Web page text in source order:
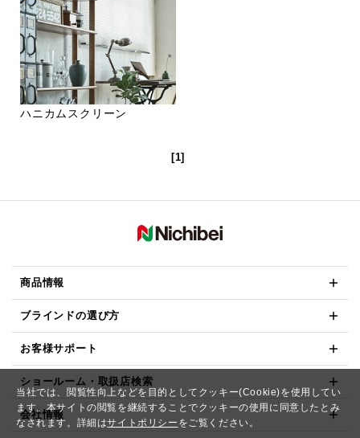
当社では、閲覧性向上などを目的としてクッキー(Cookie)を使用してい
ます。本サイトの閲覧を継続することでクッキーの使用に同意したとみ
なされます。詳細はサイトポリシー をご覧ください。
ハニカムスクリーン
[1]
商品情報
ブラインドの選び方
お客様サポート
ショールーム・取扱店検索
会社情報